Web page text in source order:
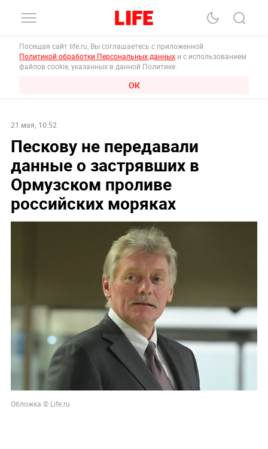
Посещая сайт life.ru, Вы соглашаетесь с приложенной
Политикой обработки Персональных данных и с использованием
файлов cookie, указанных в данной Политике.
ОК
21 мая, 10:52
Пескову не передавали
данные о застрявших в
Ормузском проливе
российских моряках
Обложка © Life.ru